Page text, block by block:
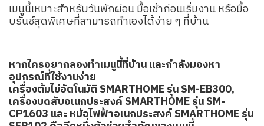
เมนูนี้เหมาะสำหรับวันพักผ่อน มื้อเช้าก่อนเริ่มงาน หรือมื้อ
บรันช์สุดพิเศษที่สามารถทำเองได้ง่าย ๆ ที่บ้าน
หากใครอยากลองทำเมนูนี้ที่บ้าน และกำลังมองหา
อุปกรณ์ที่ใช้งานง่าย
เครื่องต้มไข่อัตโนมัติ SMARTHOME รุ่น SM-EB300,
เครื่องบดสับอเนกประสงค์ SMARTHOME รุ่น SM-
CP1603 และ หม้อไฟฟ้าอเนกประสงค์ SMARTHOME รุ่น